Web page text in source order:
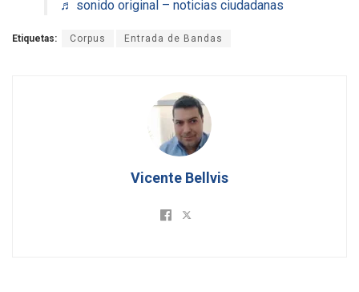
♬ sonido original – noticias ciudadanas
Etiquetas: Corpus Entrada de Bandas
Vicente Bellvis